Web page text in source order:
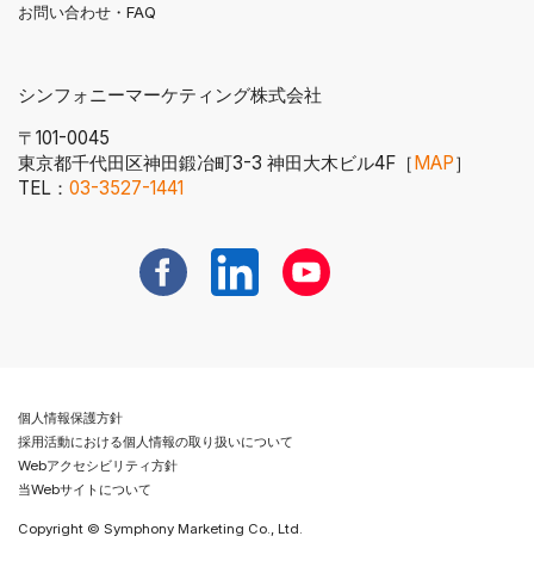
お問い合わせ・FAQ
シンフォニーマーケティング株式会社
〒101-0045
東京都千代田区神田鍛冶町3-3 神田大木ビル4F［MAP］
TEL： 03-3527-1441
新規ウィンドウで開く
新規ウィンドウで開く
個人情報保護方針
採用活動における個人情報の取り扱いについて
Webアクセシビリティ方針
当Webサイトについて
Copyright © Symphony Marketing Co., Ltd.